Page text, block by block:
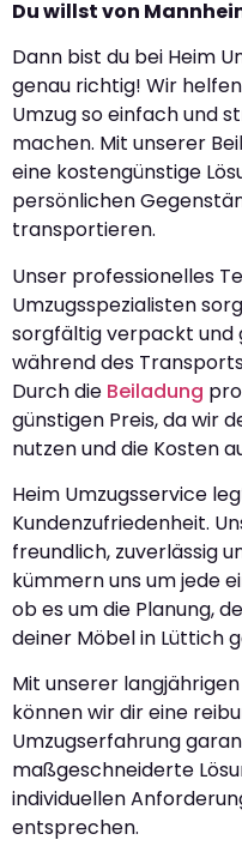
Du willst von
Dann bist du bei Heim
genau richtig! Wir
Umzug so einfach und
machen. Mit unserer
eine kostengünstige
persönlichen
transportieren.
Unser professionelles
Umzugsspezialisten
sorgfältig verpackt und
während des
Durch die Beiladung
günstigen Preis, da wir
nutzen und die Kosten
Heim Umzugsservice
Kundenzufriedenheit.
freundlich, zuverlässig
kümmern uns um jede
ob es um die Planung,
deiner Möbel in Lüttich
Mit unserer
können wir dir eine
Umzugserfahrung
maßgeschneiderte
individuellen
entsprechen.